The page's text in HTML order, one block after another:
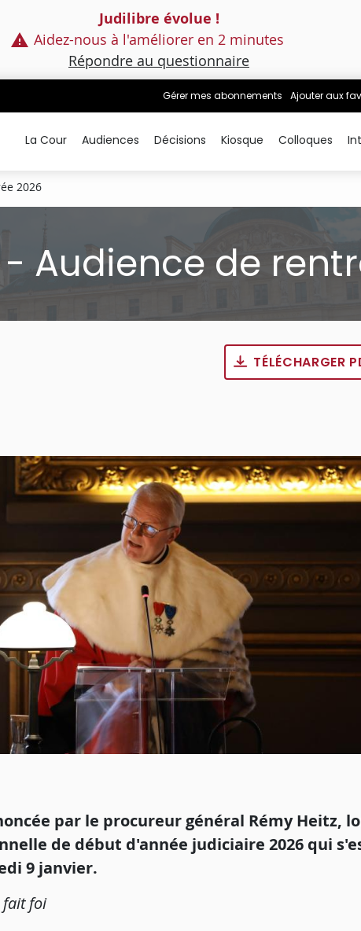
Judilibre évolue !
Aidez-nous à l'améliorer en 2 minutes
Répondre au questionnaire
Gérer mes abonnements Ajouter aux
La Cour Audiences Décisions Kiosque Colloques
2026
- Audience de
TÉLÉCHARGER
par le procureur général Rémy Heitz,
de début d'année judiciaire 2026 qui
9 janvier.
fait foi